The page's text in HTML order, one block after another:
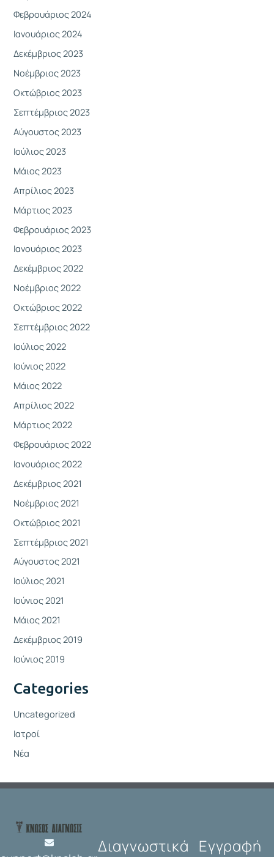
Φεβρουάριος 2024
Ιανουάριος 2024
Δεκέμβριος 2023
Νοέμβριος 2023
Οκτώβριος 2023
Σεπτέμβριος 2023
Αύγουστος 2023
Ιούλιος 2023
Μάιος 2023
Απρίλιος 2023
Μάρτιος 2023
Φεβρουάριος 2023
Ιανουάριος 2023
Δεκέμβριος 2022
Νοέμβριος 2022
Οκτώβριος 2022
Σεπτέμβριος 2022
Ιούλιος 2022
Ιούνιος 2022
Μάιος 2022
Απρίλιος 2022
Μάρτιος 2022
Φεβρουάριος 2022
Ιανουάριος 2022
Δεκέμβριος 2021
Νοέμβριος 2021
Οκτώβριος 2021
Σεπτέμβριος 2021
Αύγουστος 2021
Ιούλιος 2021
Ιούνιος 2021
Μάιος 2021
Δεκέμβριος 2019
Ιούνιος 2019
Categories
Uncategorized
Ιατροί
Νέα
Διαγνωστικά Εγγραφή